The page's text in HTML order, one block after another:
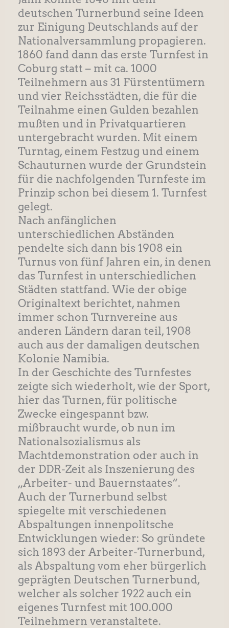
deutschen Turnerbund seine Ideen
zur Einigung Deutschlands auf der
Nationalversammlung propagieren.
1860 fand dann das erste Turnfest in
Coburg statt – mit ca. 1000
Teilnehmern aus 31 Fürstentümern
und vier Reichsstädten, die für die
Teilnahme einen Gulden bezahlen
mußten und in Privatquartieren
untergebracht wurden. Mit einem
Turntag, einem Festzug und einem
Schauturnen wurde der Grundstein
für die nachfolgenden Turnfeste im
Prinzip schon bei diesem 1. Turnfest
gelegt.
Nach anfänglichen
unterschiedlichen Abständen
pendelte sich dann bis 1908 ein
Turnus von fünf Jahren ein, in denen
das Turnfest in unterschiedlichen
Städten stattfand. Wie der obige
Originaltext berichtet, nahmen
immer schon Turnvereine aus
anderen Ländern daran teil, 1908
auch aus der damaligen deutschen
Kolonie Namibia.
In der Geschichte des Turnfestes
zeigte sich wiederholt, wie der Sport,
hier das Turnen, für politische
Zwecke eingespannt bzw.
mißbraucht wurde, ob nun im
Nationalsozialismus als
Machtdemonstration oder auch in
der DDR-Zeit als Inszenierung des
„Arbeiter- und Bauernstaates“.
Auch der Turnerbund selbst
spiegelte mit verschiedenen
Abspaltungen innenpolitsche
Entwicklungen wieder: So gründete
sich 1893 der Arbeiter-Turnerbund,
als Abspaltung vom eher bürgerlich
geprägten Deutschen Turnerbund,
welcher als solcher 1922 auch ein
eigenes Turnfest mit 100.000
Teilnehmern veranstaltete.